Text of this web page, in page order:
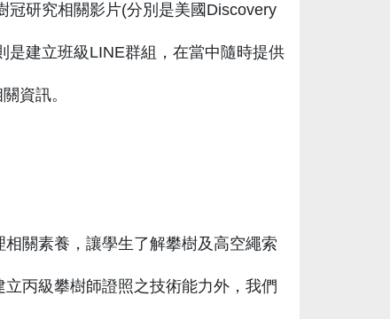
冠研究相關影片(分別是美國Discovery
是建立班級LINE群組，在當中隨時提供
資訊。
關素養，讓學生了解攀樹及高空繩索
丙級攀樹師證照之技術能力外，我們